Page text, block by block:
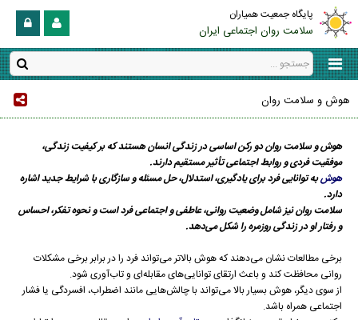
پایگاه جمعیت همیاران
سلامت روان اجتماعی ایران
هوش و سلامت روان
هوش و سلامت روان دو رکن اساسی در زندگی انسان هستند که بر کیفیت زندگی،
موفقیت فردی و روابط اجتماعی تأثیر مستقیم دارند.
هوشبه توانایی فرد برای یادگیری، استدلال، حل مسئله و سازگاری با شرایط جدید اشاره
دارد.
سلامت روان نیز شامل وضعیت روانی، عاطفی و اجتماعی فرد است و نحوه تفکر، احساس
و رفتار او در زندگی روزمره را شکل می‌دهد.
برخی مطالعات نشان می‌دهند که هوش بالاتر می‌تواند فرد را در برابر برخی مشکلات
روانی محافظت کند و باعث ارتقای توانایی‌های مقابله‌ای و تاب‌آوری شود.
از سوی دیگر، هوش بسیار بالا می‌تواند با چالش‌هایی مانند اضطراب، افسردگی یا فشار
اجتماعی همراه باشد.